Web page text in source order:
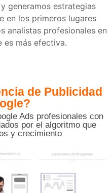
generamos estrategias
en los primeros lugares
analistas profesionales en
es más efectiva.
de Publicidad
Ads profesionales con
por el algoritmo que
y crecimiento